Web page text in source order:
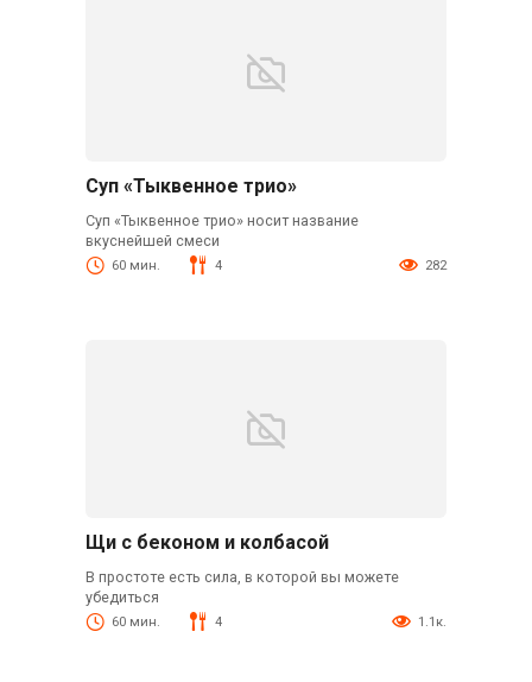
Суп «Тыквенное трио»
Суп «Тыквенное трио» носит название
вкуснейшей смеси
60 мин. 4 282
Щи с беконом и колбасой
В простоте есть сила, в которой вы можете
убедиться
60 мин. 4 1.1к.